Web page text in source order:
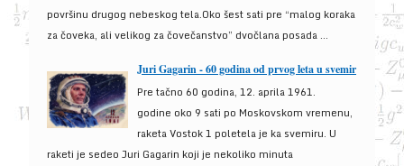
površinu drugog nebeskog tela.Oko šest sati pre “malog koraka
za čoveka, ali velikog za čovečanstvo” dvočlana posada ...
Juri Gagarin - 60 godina od prvog leta u svemir
Pre tačno 60 godina, 12. aprila 1961.
godine oko 9 sati po Moskovskom vremenu,
raketa Vostok 1 poletela je ka svemiru. U
raketi je sedeo Juri Gagarin koji je nekoliko minuta